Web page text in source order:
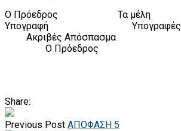
Ο Πρόεδρος Τα μέλη
Υπογραφή Υπογραφές
Ακριβές Απόσπασμα
Ο Πρόεδρος
Share:
Previous Post ΑΠΟΦΑΣΗ 5